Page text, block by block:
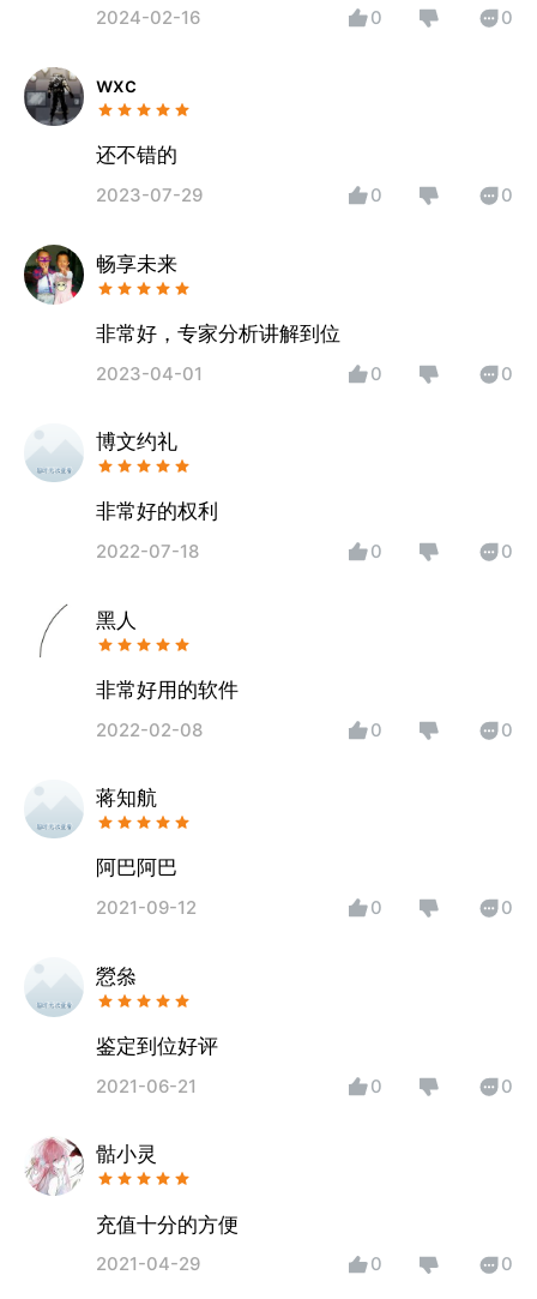
2024-02-16 0 0
wxc
还不错的
2023-07-29 0 0
畅享未来
非常好，专家分析讲解到位
2023-04-01 0 0
博文约礼
非常好的权利
2022-07-18 0 0
黑人
非常好用的软件
2022-02-08 0 0
蒋知航
阿巴阿巴
2021-09-12 0 0
憥叅
鉴定到位好评
2021-06-21 0 0
骷小灵
充值十分的方便
2021-04-29 0 0